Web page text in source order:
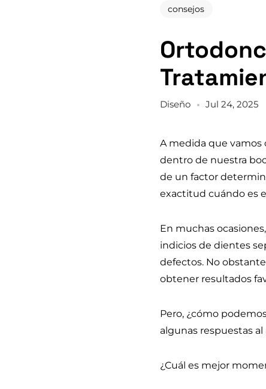
consejos
Diseño Jul 24, 2025
A medida que vamos
dentro de nuestra
de un factor
exactitud cuándo es
En muchas
indicios de dientes
defectos. No
obtener resultados
Pero, ¿cómo
algunas respuestas
¿Cuál es mejor